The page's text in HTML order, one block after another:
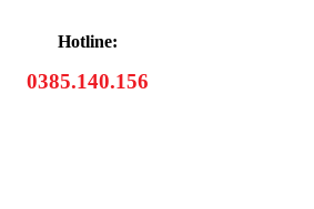
Hotline:
0385.140.156